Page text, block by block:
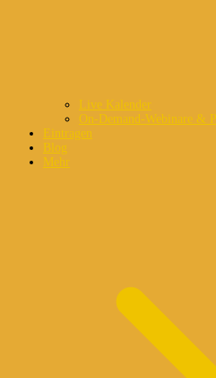
Live Kalender
On-Demand-Webinare &
Eintragen
Blog
Mehr